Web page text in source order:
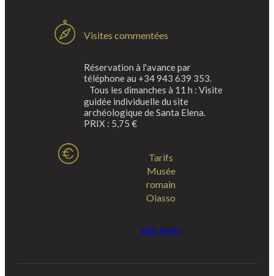
Visites commentées
Réservation à l'avance par
téléphone au +34 943 639 353.
Tous les dimanches à 11 h : Visite
guidée individuelle du site
archéologique de Santa Elena.
PRIX : 5,75 €
Tarifs
Musée
romain
Oiasso
Voir tarifs